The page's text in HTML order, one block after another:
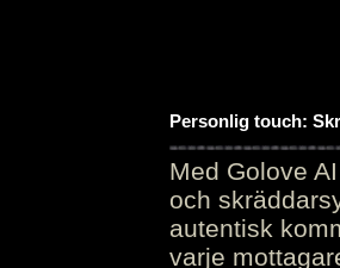
Personlig touch:
Med Golove
och
autentisk
varje